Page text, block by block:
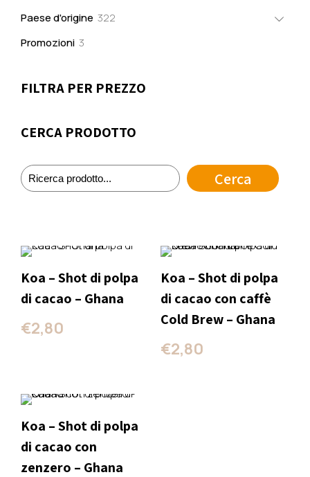
Paese d'origine 322
Promozioni 3
FILTRA PER PREZZO
CERCA PRODOTTO
Cerca Cerca
Koa – Shot di polpa
di cacao – Ghana
€2,80
Koa – Shot di polpa
di cacao con caffè
Cold Brew – Ghana
€2,80
Koa – Shot di polpa
di cacao con
zenzero – Ghana